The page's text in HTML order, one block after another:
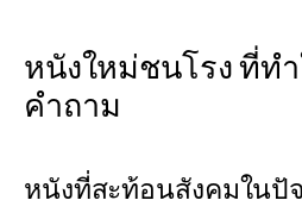
หนังใหม่ชนโรง ที่ท
คำถาม
หนังที่สะท้อนสังคมในปั